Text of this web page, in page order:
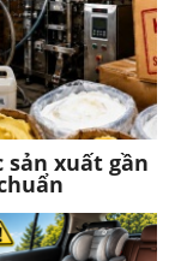
sản xuất gần